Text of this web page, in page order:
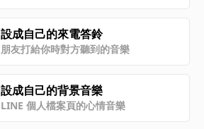
設成自己的來電答鈴
朋友打給你時對方聽到的音樂
設成自己的背景音樂
LINE 個人檔案頁的心情音樂